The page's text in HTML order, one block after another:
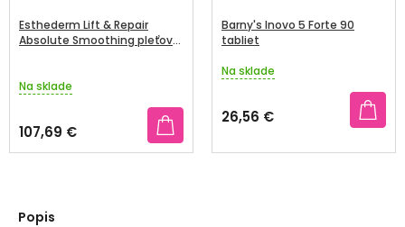
Esthederm Lift & Repair
Absolute Smoothing pleťový
Na sklade
107,69 €
Barny's Inovo 5 Forte 90
tabliet
Priemerné
produktu
je
z
Na sklade
26,56 €
Popis